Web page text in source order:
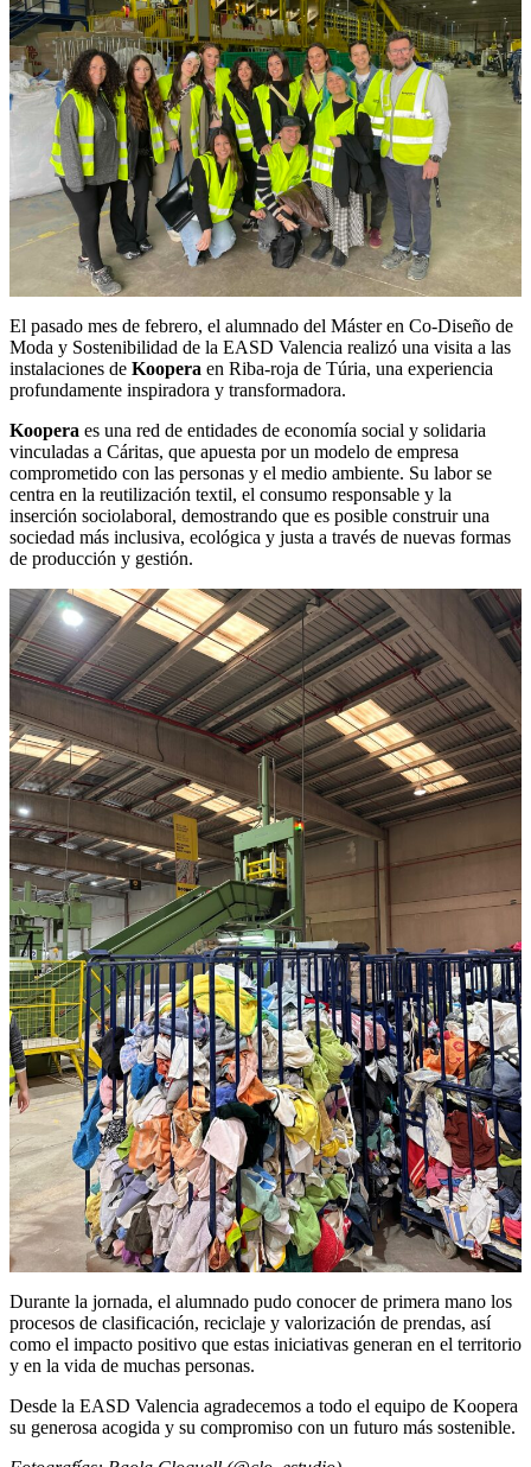
El pasado mes de febrero, el alumnado del Máster en Co-Diseño de
Moda y Sostenibilidad de la EASD Valencia realizó una visita a las
instalaciones de Koopera en Riba-roja de Túria, una experiencia
profundamente inspiradora y transformadora.
Koopera es una red de entidades de economía social y solidaria
vinculadas a Cáritas, que apuesta por un modelo de empresa
comprometido con las personas y el medio ambiente. Su labor se
centra en la reutilización textil, el consumo responsable y la
inserción sociolaboral, demostrando que es posible construir una
sociedad más inclusiva, ecológica y justa a través de nuevas formas
de producción y gestión.
Durante la jornada, el alumnado pudo conocer de primera mano los
procesos de clasificación, reciclaje y valorización de prendas, así
como el impacto positivo que estas iniciativas generan en el territorio
y en la vida de muchas personas.
Desde la EASD Valencia agradecemos a todo el equipo de Koopera
su generosa acogida y su compromiso con un futuro más sostenible.